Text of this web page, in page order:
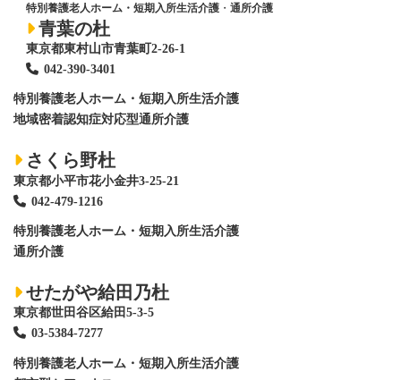
特別養護老人ホーム・短期入所生活介護 ・ 通所介護
青葉の杜
東京都東村山市青葉町2-26-1
042-390-3401
特別養護老人ホーム ・短期入所生活介護
地域密着認知症対応型通所介護
さくら野杜
東京都小平市花小金井3-25-21
042-479-1216
特別養護老人ホーム ・短期入所生活介護
通所介護
せたがや給田乃杜
東京都世田谷区給田5-3-5
03-5384-7277
特別養護老人ホーム ・短期入所生活介護